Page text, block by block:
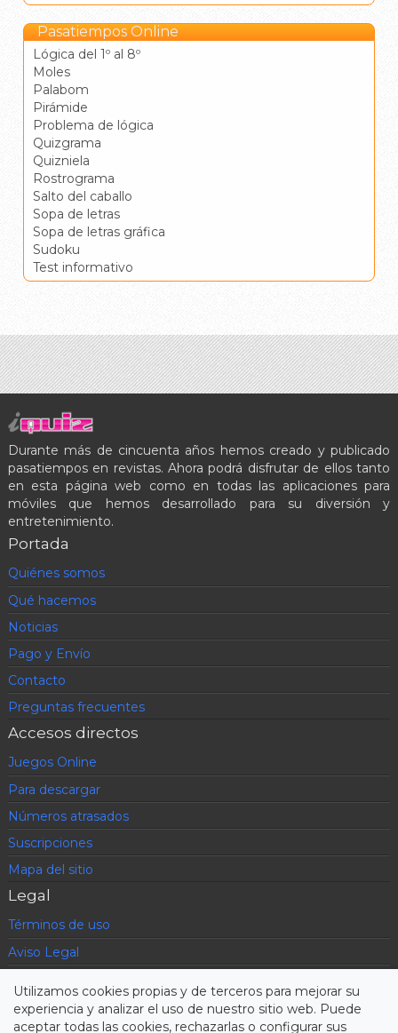
Pasatiempos Online
Lógica del 1º al 8º
Moles
Palabom
Pirámide
Problema de lógica
Quizgrama
Quizniela
Rostrograma
Salto del caballo
Sopa de letras
Sopa de letras gráfica
Sudoku
Test informativo
Durante más de cincuenta años hemos creado y publicado
pasatiempos en revistas. Ahora podrá disfrutar de ellos tanto
en esta página web como en todas las aplicaciones para
móviles que hemos desarrollado para su diversión y
entretenimiento.
Portada
Quiénes somos
Qué hacemos
Noticias
Pago y Envío
Contacto
Preguntas frecuentes
Accesos directos
Juegos Online
Para descargar
Números atrasados
Suscripciones
Mapa del sitio
Legal
Términos de uso
Aviso Legal
Condiciones contratación
Utilizamos cookies propias y de terceros para mejorar su
experiencia y analizar el uso de nuestro sitio web. Puede
aceptar todas las cookies, rechazarlas o configurar sus